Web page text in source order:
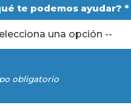
te podemos ayudar? *
obligatorio